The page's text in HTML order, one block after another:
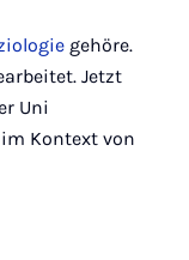
Mail
gehöre.
Jetzt
Uni
Kontext von